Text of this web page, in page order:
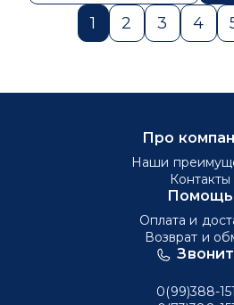
1
2 3 4
0(99)388-
Про
Наши
Контакты
Помощь
Оплата и
Возврат и